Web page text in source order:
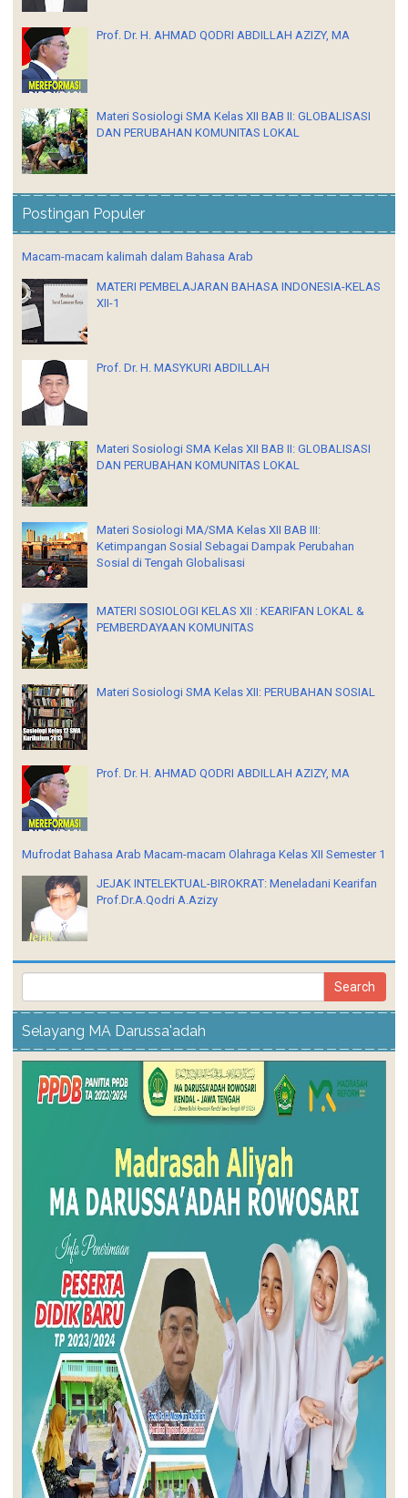
Prof. Dr. H. AHMAD QODRI ABDILLAH AZIZY, MA
Materi Sosiologi SMA Kelas XII BAB II: GLOBALISASI
DAN PERUBAHAN KOMUNITAS LOKAL
Postingan Populer
Macam-macam kalimah dalam Bahasa Arab
MATERI PEMBELAJARAN BAHASA INDONESIA-KELAS
XII-1
Prof. Dr. H. MASYKURI ABDILLAH
Materi Sosiologi SMA Kelas XII BAB II: GLOBALISASI
DAN PERUBAHAN KOMUNITAS LOKAL
Materi Sosiologi MA/SMA Kelas XII BAB III:
Ketimpangan Sosial Sebagai Dampak Perubahan
Sosial di Tengah Globalisasi
MATERI SOSIOLOGI KELAS XII : KEARIFAN LOKAL &
PEMBERDAYAAN KOMUNITAS
Materi Sosiologi SMA Kelas XII: PERUBAHAN SOSIAL
Prof. Dr. H. AHMAD QODRI ABDILLAH AZIZY, MA
Mufrodat Bahasa Arab Macam-macam Olahraga Kelas XII Semester 1
JEJAK INTELEKTUAL-BIROKRAT: Meneladani Kearifan
Prof.Dr.A.Qodri A.Azizy
Selayang MA Darussa'adah